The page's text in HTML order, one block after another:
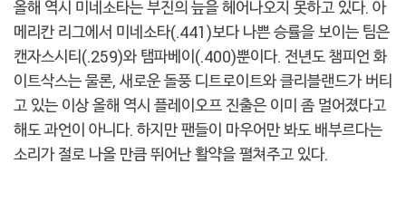
올해 역시 미네소타는 부진의 늪을 헤어나오지 못하고 있다. 아
메리칸 리그에서 미네소타(.441)보다 나쁜 승률을 보이는 팀은
캔자스시티(.259)와 탬파베이(.400)뿐이다. 전년도 챔피언 화
이트삭스는 물론, 새로운 돌풍 디트로이트와 클리블랜드가 버티
고 있는 이상 올해 역시 플레이오프 진출은 이미 좀 멀어졌다고
해도 과언이 아니다. 하지만 팬들이 마우어만 봐도 배부르다는
소리가 절로 나올 만큼 뛰어난 활약을 펼쳐주고 있다.